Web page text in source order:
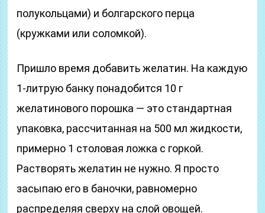
полукольцами) и болгарского перца
(кружками или соломкой).
Пришло время добавить желатин. На каждую
1-литрую банку понадобится 10 г
желатинового порошка — это стандартная
упаковка, рассчитанная на 500 мл жидкости,
примерно 1 столовая ложка с горкой.
Растворять желатин не нужно. Я просто
засыпаю его в баночки, равномерно
распределяя сверху на слой овощей.